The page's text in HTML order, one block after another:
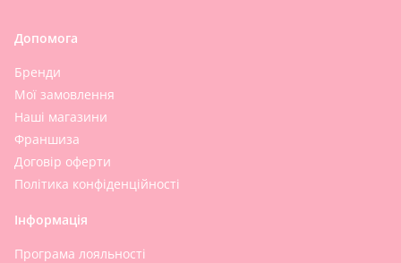
Допомога
Бренди
Мої замовлення
Наші магазини
Франшиза
Договір оферти
Політика конфіденційності
Інформація
Програма лояльності